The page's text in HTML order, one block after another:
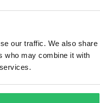
our traffic. We also share
who may combine it with